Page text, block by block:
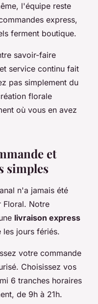
l'équipe reste
express,
ferment boutique.
savoir-faire
service continu fait
pas simplement du
florale
où vous en avez
et
simples
n'a jamais été
Floral. Notre
livraison express
les jours fériés.
votre commande
Choisissez vos
6 tranches horaires
de 9h à 21h.